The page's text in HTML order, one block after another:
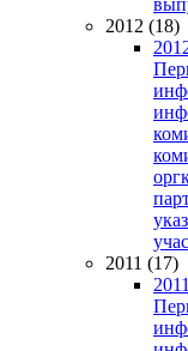
2012 (18)
2011 (17)